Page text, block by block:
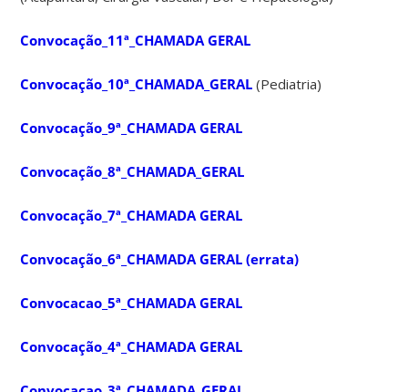
Convocação_11ª_CHAMADA GERAL
Convocação_10ª_CHAMADA_GERAL (Pediatria)
Convocação_9ª_CHAMADA GERAL
Convocação_8ª_CHAMADA_GERAL
Convocação_7ª_CHAMADA GERAL
Convocação_6ª_CHAMADA GERAL (errata)
Convocacao_5ª_CHAMADA GERAL
Convocação_4ª_CHAMADA GERAL